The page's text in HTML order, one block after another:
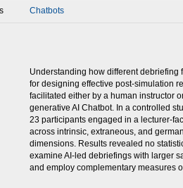
Chatbots
Understanding how different debriefing
for designing effective post-simulation
facilitated either by a human instructor
generative AI Chatbot. In a controlled
23 participants engaged in a lecturer-
across intrinsic, extraneous, and
dimensions. Results revealed no
examine AI-led debriefings with larger
and employ complementary measures